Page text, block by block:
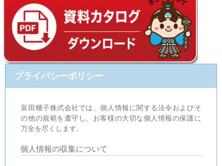
プライバシーポリシー
富田螺子株式会社では、個人情報に関する法令およびそ
の他の規範を遵守し、お客様の大切な個人情報の保護に
万全を尽くします。
個人情報の収集について